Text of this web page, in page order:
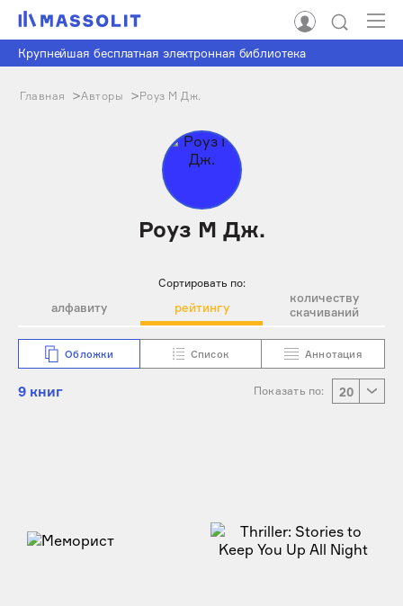
Крупнейшая бесплатная электронная библиотека
Главная Авторы Роуз М Дж.
Роуз М Дж.
Сортировать по:
алфавиту рейтингу
количеству
скачиваний
Обложки Список Аннотация
9 книг Показать по: 20